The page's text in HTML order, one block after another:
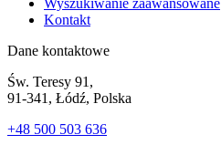
Kontakt
Dane kontaktowe
Św. Teresy 91,
91-341, Łódź, Polska
+48 500 503 636